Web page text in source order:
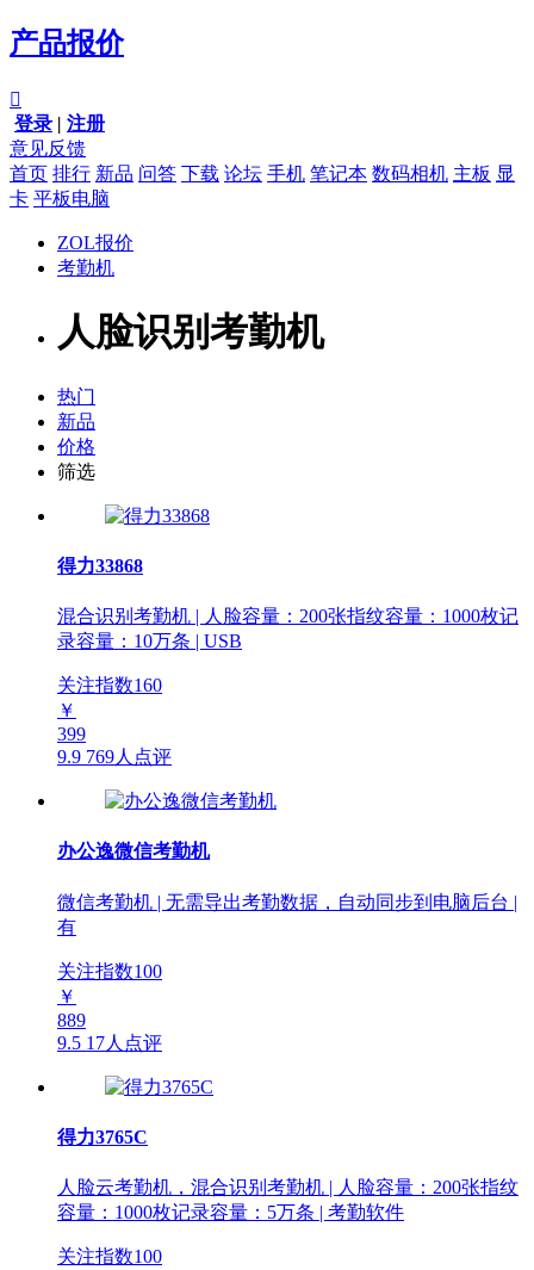
产品报价

登录 | 注册
意见反馈
首页 排行 新品 问答 下载 论坛 手机 笔记本 数码相机 主板 显
卡 平板电脑
ZOL报价
考勤机
人脸识别考勤机
热门
新品
价格
筛选
得力33868
混合识别考勤机 | 人脸容量：200张指纹容量：1000枚记
录容量：10万条 | USB
关注指数160
￥
399
9.9 769人点评
办公逸微信考勤机
微信考勤机 | 无需导出考勤数据，自动同步到电脑后台 |
有
关注指数100
￥
889
9.5 17人点评
得力3765C
人脸云考勤机，混合识别考勤机 | 人脸容量：200张指纹
容量：1000枚记录容量：5万条 | 考勤软件
关注指数100